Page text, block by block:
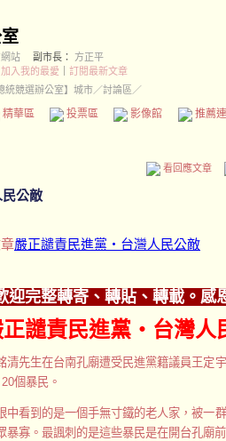
站 副市長：
方正平
加入我的最愛
訂閱最新文章
統競選辦公室】城市／討論區／
精華區 投票區 影像館 推薦
看回應文章
公敵
嚴正譴責民進黨‧台灣人民公敵
迎完整轉寄、轉貼、轉載。感
正譴責民進黨‧台灣人
清先生在台南孔廟遭受民進黨籍議員王定
個暴民。
中看到的是一個手無寸鐵的老人家，被一
暴寡。最諷刺的是這些暴民是在開台孔廟